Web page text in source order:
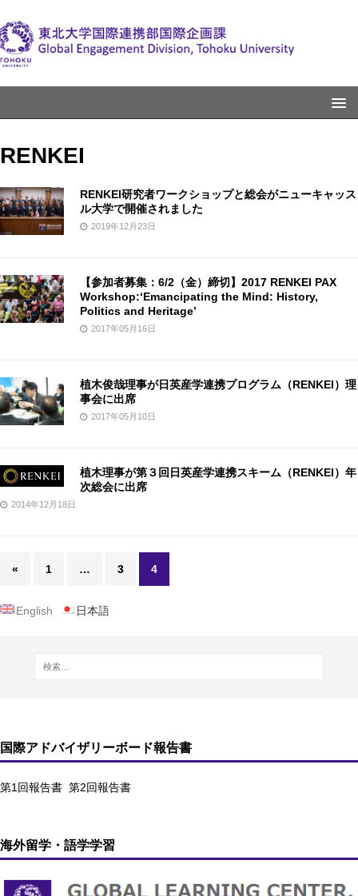
RENKEI
RENKEI研究者ワークショップと総会がニューキャッス
ル大学で開催されました
2019年12月23日
【参加者募集：6/2（金）締切】2017 RENKEI PAX
Workshop:‘Emancipating the Mind: History,
Politics and Heritage’
2017年05月16日
植木俊哉理事が日英産学連携プログラム（RENKEI）理
事会に出席
2017年05月10日
植木理事が第３回日英産学連携スキーム（RENKEI）年
次総会に出席
2014年12月18日
« 1 … 3 4
English 日本語
国際アドバイザリーボード報告書
第1回報告書 第2回報告書
海外留学・語学学習